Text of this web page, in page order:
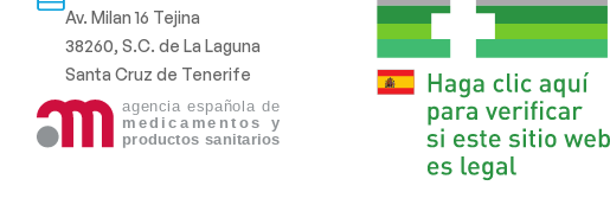
Av. Milan 16 Tejina
38260, S.C. de La Laguna
Santa Cruz de Tenerife